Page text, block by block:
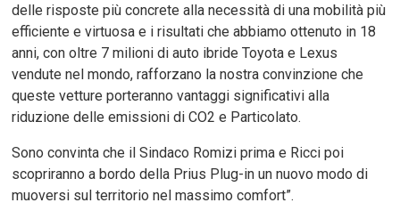
delle risposte più concrete alla necessità di una mobilità più
efficiente e virtuosa e i risultati che abbiamo ottenuto in 18
anni, con oltre 7 milioni di auto ibride Toyota e Lexus
vendute nel mondo, rafforzano la nostra convinzione che
queste vetture porteranno vantaggi significativi alla
riduzione delle emissioni di CO2 e Particolato.
Sono convinta che il Sindaco Romizi prima e Ricci poi
scopriranno a bordo della Prius Plug-in un nuovo modo di
muoversi sul territorio nel massimo comfort”.